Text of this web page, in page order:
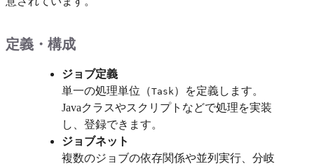
定義・構成
ジョブ定義
単一の処理単位（Task ）を定義します。
Javaクラスやスクリプトなどで処理を実装
し、登録できます。
ジョブネット
複数のジョブの依存関係や並列実行、分岐